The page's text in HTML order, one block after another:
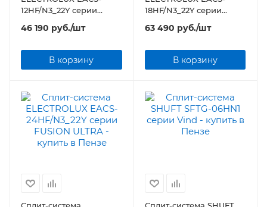
12HF/N3_22Y серии
FUSION ULTRA
46 190 руб./шт
В корзину
18HF/N3_22Y серии
FUSION ULTRA
63 490 руб./шт
В корзину